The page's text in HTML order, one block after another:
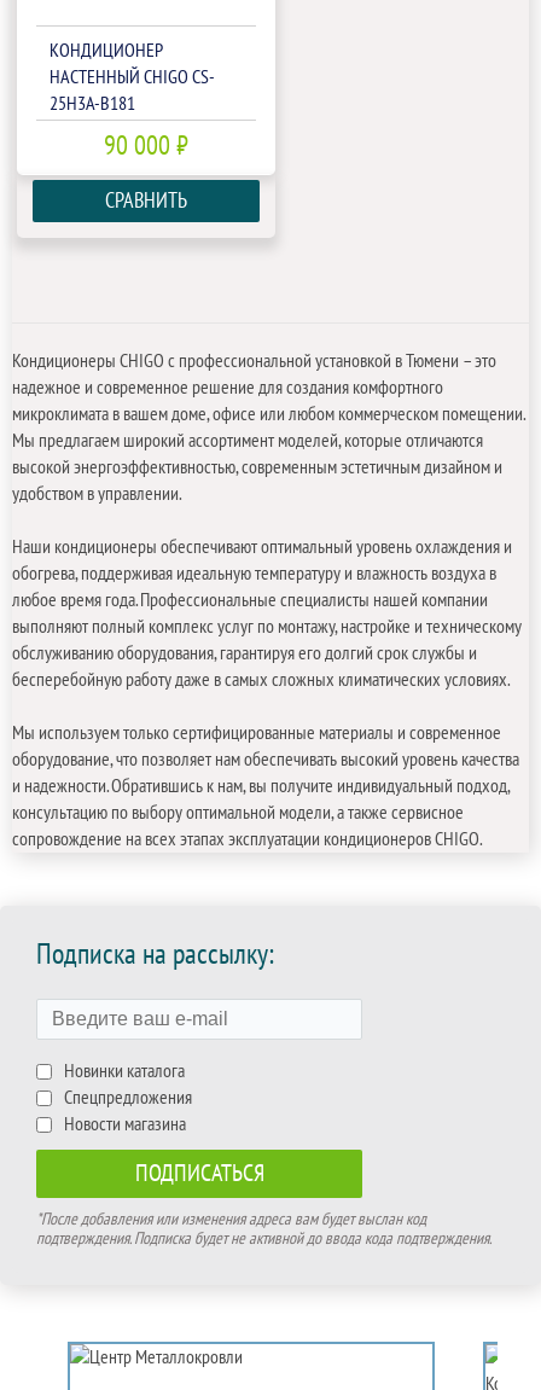
КОНДИЦИОНЕР
НАСТЕННЫЙ CHIGO CS-
25H3A-B181
90 000 ₽
СРАВНИТЬ
Кондиционеры CHIGO с профессиональной установкой в Тюмени – это
надежное и современное решение для создания комфортного
микроклимата в вашем доме, офисе или любом коммерческом помещении.
Мы предлагаем широкий ассортимент моделей, которые отличаются
высокой энергоэффективностью, современным эстетичным дизайном и
удобством в управлении.
Наши кондиционеры обеспечивают оптимальный уровень охлаждения и
обогрева, поддерживая идеальную температуру и влажность воздуха в
любое время года. Профессиональные специалисты нашей компании
выполняют полный комплекс услуг по монтажу, настройке и техническому
обслуживанию оборудования, гарантируя его долгий срок службы и
бесперебойную работу даже в самых сложных климатических условиях.
Мы используем только сертифицированные материалы и современное
оборудование, что позволяет нам обеспечивать высокий уровень качества
и надежности. Обратившись к нам, вы получите индивидуальный подход,
консультацию по выбору оптимальной модели, а также сервисное
сопровождение на всех этапах эксплуатации кондиционеров CHIGO.
Подписка на рассылку:
Новинки каталога
Спецпредложения
Новости магазина
*После добавления или изменения адреса вам будет выслан код
подтверждения. Подписка будет не активной до ввода кода подтверждения.